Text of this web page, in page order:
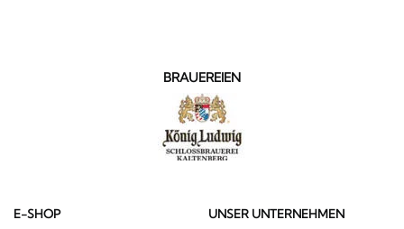
BRAUEREIEN
E-SHOP UNSER UNTERNEHMEN